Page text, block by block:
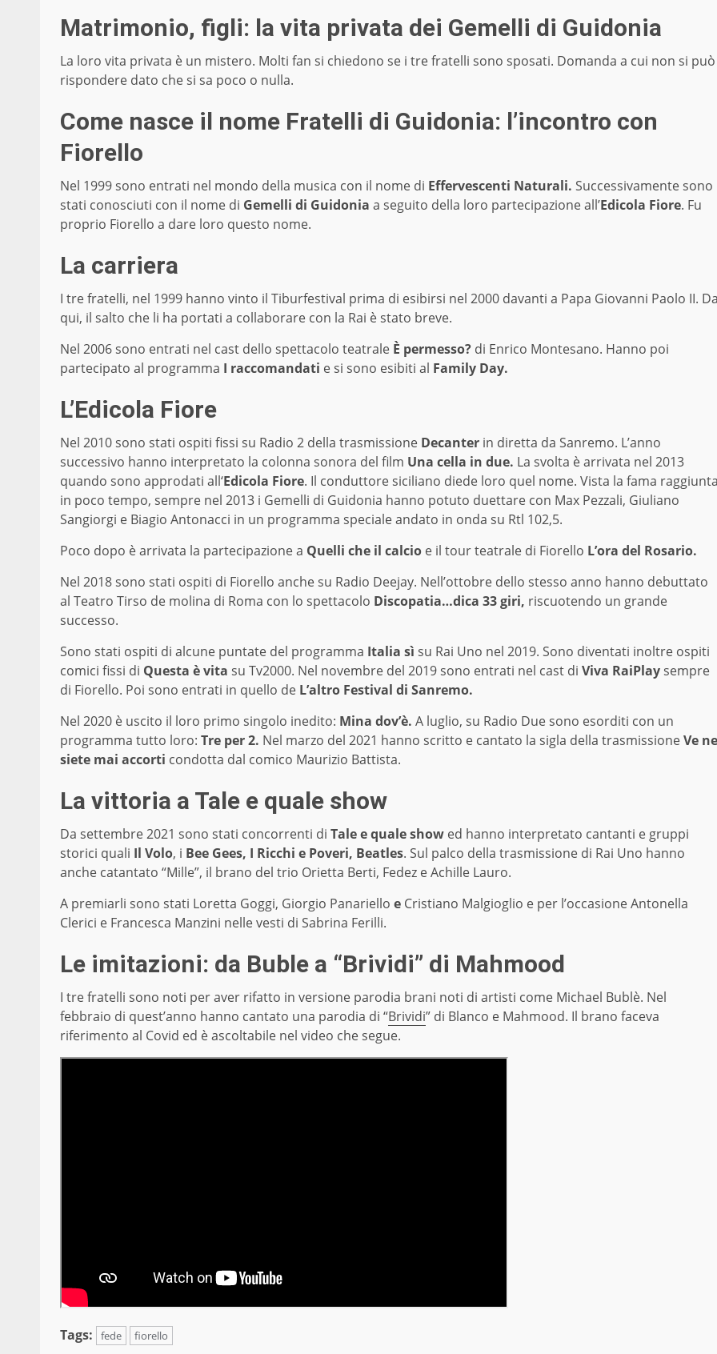
Matrimonio, figli: la vita privata dei Gemelli di Guidonia
La loro vita privata è un mistero. Molti fan si chiedono se i tre fratelli sono sposati. Domanda a cui non si può
rispondere dato che si sa poco o nulla.
Come nasce il nome Fratelli di Guidonia: l’incontro con
Fiorello
Nel 1999 sono entrati nel mondo della musica con il nome di Effervescenti Naturali. Successivamente sono
stati conosciuti con il nome di Gemelli di Guidonia a seguito della loro partecipazione all’Edicola Fiore. Fu
proprio Fiorello a dare loro questo nome.
La carriera
I tre fratelli, nel 1999 hanno vinto il Tiburfestival prima di esibirsi nel 2000 davanti a Papa Giovanni Paolo II.
qui, il salto che li ha portati a collaborare con la Rai è stato breve.
Nel 2006 sono entrati nel cast dello spettacolo teatrale È permesso? di Enrico Montesano. Hanno poi
partecipato al programma I raccomandati e si sono esibiti al Family Day.
L’Edicola Fiore
Nel 2010 sono stati ospiti fissi su Radio 2 della trasmissione Decanter in diretta da Sanremo. L’anno
successivo hanno interpretato la colonna sonora del film Una cella in due. La svolta è arrivata nel 2013
quando sono approdati all‘Edicola Fiore. Il conduttore siciliano diede loro quel nome. Vista la fama
in poco tempo, sempre nel 2013 i Gemelli di Guidonia hanno potuto duettare con Max Pezzali, Giuliano
Sangiorgi e Biagio Antonacci in un programma speciale andato in onda su Rtl 102,5.
Poco dopo è arrivata la partecipazione a Quelli che il calcio e il tour teatrale di Fiorello L’ora del Rosario.
Nel 2018 sono stati ospiti di Fiorello anche su Radio Deejay. Nell’ottobre dello stesso anno hanno debuttato
al Teatro Tirso de molina di Roma con lo spettacolo Discopatia…dica 33 giri, riscuotendo un grande
successo.
Sono stati ospiti di alcune puntate del programma Italia sì su Rai Uno nel 2019. Sono diventati inoltre ospiti
comici fissi di Questa è vita su Tv2000. Nel novembre del 2019 sono entrati nel cast di Viva RaiPlaysempre
di Fiorello. Poi sono entrati in quello de L’altro Festival di Sanremo.
Nel 2020 è uscito il loro primo singolo inedito: Mina dov’è. A luglio, su Radio Due sono esorditi con un
programma tutto loro: Tre per 2. Nel marzo del 2021 hanno scritto e cantato la sigla della trasmissioneVe ne
siete mai accorti condotta dal comico Maurizio Battista.
La vittoria a Tale e quale show
Da settembre 2021 sono stati concorrenti di Tale e quale show ed hanno interpretato cantanti e gruppi
storici quali Il Volo, i Bee Gees, I Ricchi e Poveri, Beatles. Sul palco della trasmissione di Rai Uno hanno
anche catantato “Mille”, il brano del trio Orietta Berti, Fedez e Achille Lauro.
A premiarli sono stati Loretta Goggi, Giorgio Panariello e Cristiano Malgioglio e per l’occasione Antonella
Clerici e Francesca Manzini nelle vesti di Sabrina Ferilli.
Le imitazioni: da Buble a “Brividi” di Mahmood
I tre fratelli sono noti per aver rifatto in versione parodia brani noti di artisti come Michael Bublè. Nel
febbraio di quest’anno hanno cantato una parodia di “Brividi” di Blanco e Mahmood. Il brano faceva
riferimento al Covid ed è ascoltabile nel video che segue.
Tags: fede fiorello